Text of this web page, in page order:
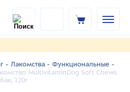
- Лакомства - Функциональные -
MultivitaminDog Soft Chews
120г